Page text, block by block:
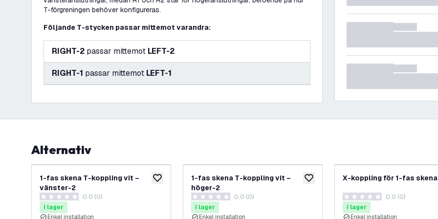
T-förgreningen behöver konfigureras.
Följande T-stycken passar mittemot varandra:
RIGHT-2 passar mittemot LEFT-2
RIGHT-1 passar mittemot LEFT-1
Alternativ
lägg till i önskelistan
1-fas skena T-koppling vit –
vänster-2
0 stjärnbetyg 0.0 (0)
I lager
Enkel installation
lägg till i önskelistan
1-fas skena T-koppling vit –
höger-2
0 stjärnbetyg 0.0 (0)
I lager
Enkel installation
X-koppling för 1-fas
0 stjärnbetyg 0.0 (0)
I lager
Enkel installation